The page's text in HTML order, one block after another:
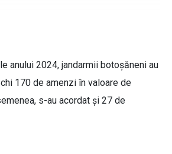
anului 2024, jandarmii botoșăneni au
170 de amenzi în valoare de
s-au acordat și 27 de